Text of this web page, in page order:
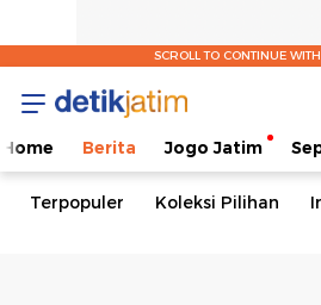
SCROLL TO CONTINUE
Home Berita Jogo Jatim
Terpopuler Koleksi Pilihan